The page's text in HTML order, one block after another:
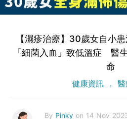
【濕疹治療】30歲女自小
「細菌入血」致低溫症 醫
命
健康資訊
By Pinky on 14 Nov